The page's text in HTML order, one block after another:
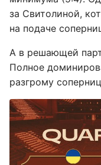
за Свитолиной,
на подаче
А в решающей
Полное
разгрому